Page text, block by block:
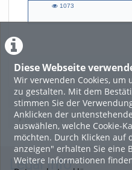
Diese Webseite
Wir verwenden Cookies, um
zu gestalten. Mit dem
stimmen Sie der
Anklicken der
auswählen, welche Cookie-
möchten. Durch Klicken auf
anzeigen" erhalten Sie eine
Weitere Informationen
1073
Featured
Beliebtheit
Legal Info